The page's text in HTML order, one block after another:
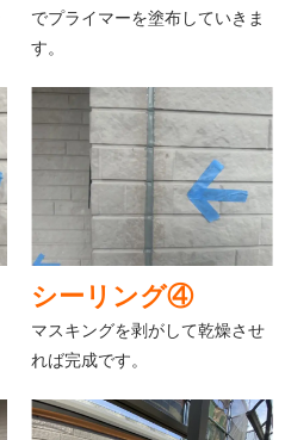
でプライマーを塗布していきま
す。
シーリング④
マスキングを剥がして乾燥させ
れば完成です。